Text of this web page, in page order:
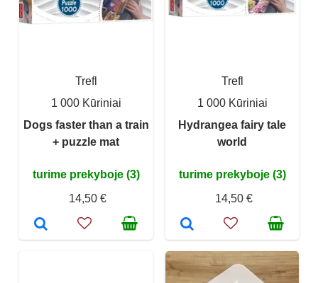
Trefl
1 000 Kūriniai
Dogs faster than a train
+ puzzle mat
turime prekyboje (3)
14,50 €
Trefl
1 000 Kūriniai
Hydrangea fairy tale
world
turime prekyboje (3)
14,50 €